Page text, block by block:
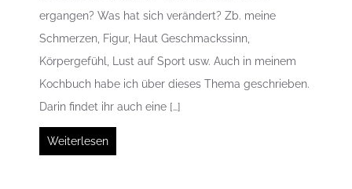
ergangen? Was hat sich verändert? Zb. meine
Schmerzen, Figur, Haut Geschmackssinn,
Körpergefühl, Lust auf Sport usw. Auch in meinem
Kochbuch habe ich über dieses Thema geschrieben.
Darin findet ihr auch eine […]
Weiterlesen